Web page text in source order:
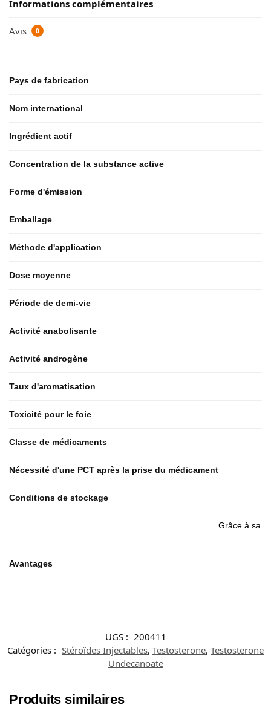
Informations complémentaires
Avis 0
Pays de fabrication
Nom international
Ingrédient actif
Concentration de la substance active
Forme d'émission
Emballage
Méthode d'application
Dose moyenne
Période de demi-vie
Activité anabolisante
Activité androgène
Taux d'aromatisation
Toxicité pour le foie
Classe de médicaments
Nécessité d'une PCT après la prise du médicament
Conditions de stockage
Avantages
Grâce à sa
UGS : 200411
Catégories : Stéroïdes Injectables, Testosterone, Testosterone
Undecanoate
Produits similaires